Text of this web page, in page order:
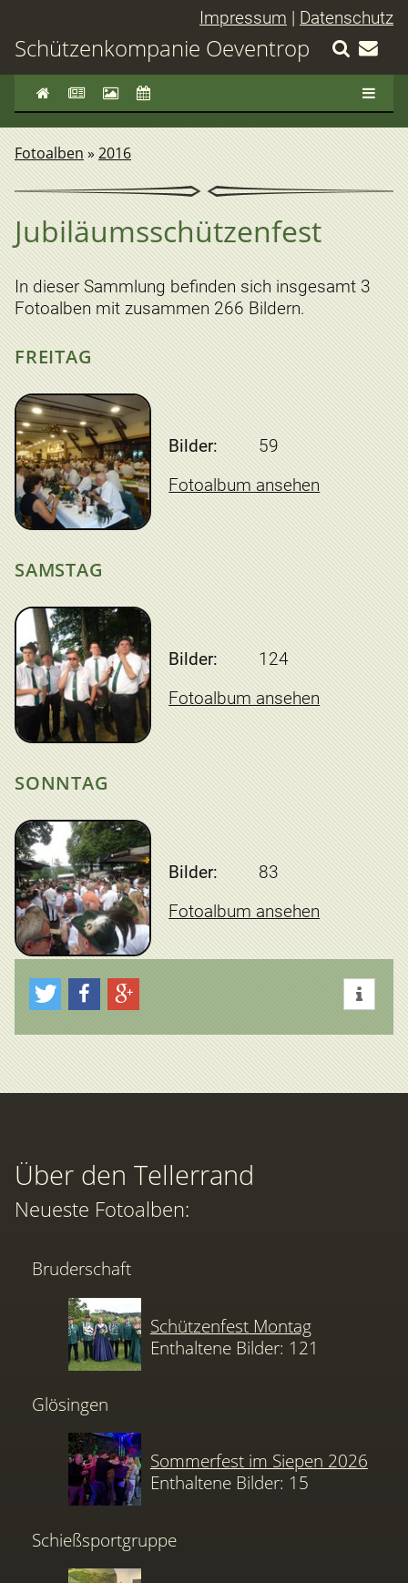
Impressum | Datenschutz
Schützenkompanie Oeventrop
Fotoalben » 2016
Jubiläumsschützenfest
In dieser Sammlung befinden sich insgesamt 3
Fotoalben mit zusammen 266 Bildern.
FREITAG
Bilder:
59
Fotoalbum ansehen
SAMSTAG
Bilder:
124
Fotoalbum ansehen
SONNTAG
Bilder:
83
Fotoalbum ansehen
Über den Tellerrand
Neueste Fotoalben:
Bruderschaft
Schützenfest Montag
Enthaltene Bilder: 121
Glösingen
Sommerfest im Siepen 2026
Enthaltene Bilder: 15
Schießsportgruppe